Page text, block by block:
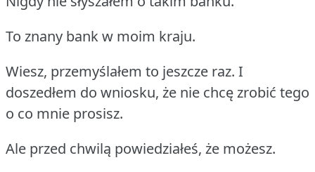
To znany bank w moim kraju.
Wiesz, przemyślałem to jeszcze raz. I
doszedłem do wniosku, że nie chcę zrobić tego
o co mnie prosisz.
Ale przed chwilą powiedziałeś, że możesz.